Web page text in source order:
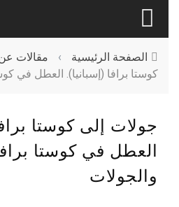
الصفحة الرئيسية › مقالات عن
كوستا برافا (إسبانيا). العطل في
جولات إلى كوستا
العطل في كوستا
والجولات